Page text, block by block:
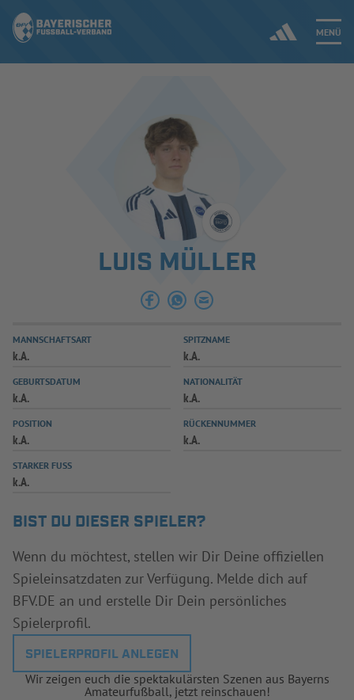
MENÜ
ERGEBNISSE & WETTBEWERBE
SPIELBETRIEB & VERBANDSLEBEN
AUSBILDUNG & FÖRDERUNG
SPIELPLUS
LUIS MÜLLER
MANNSCHAFTSART
k.A.
SPITZNAME
k.A.
GEBURTSDATUM
k.A.
NATIONALITÄT
k.A.
POSITION
k.A.
RÜCKENNUMMER
k.A.
STARKER FUSS
k.A.
BIST DU DIESER SPIELER?
Wenn du möchtest, stellen wir Dir Deine offiziellen
Spieleinsatzdaten zur Verfügung. Melde dich auf
BFV.DE an und erstelle Dir Dein persönliches
Spielerprofil.
SPIELERPROFIL ANLEGEN
Wir zeigen euch die spektakulärsten Szenen aus Bayerns
Amateurfußball, jetzt reinschauen!